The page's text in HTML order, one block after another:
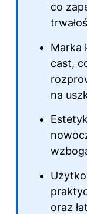
co
Marka
cast,
na
oraz